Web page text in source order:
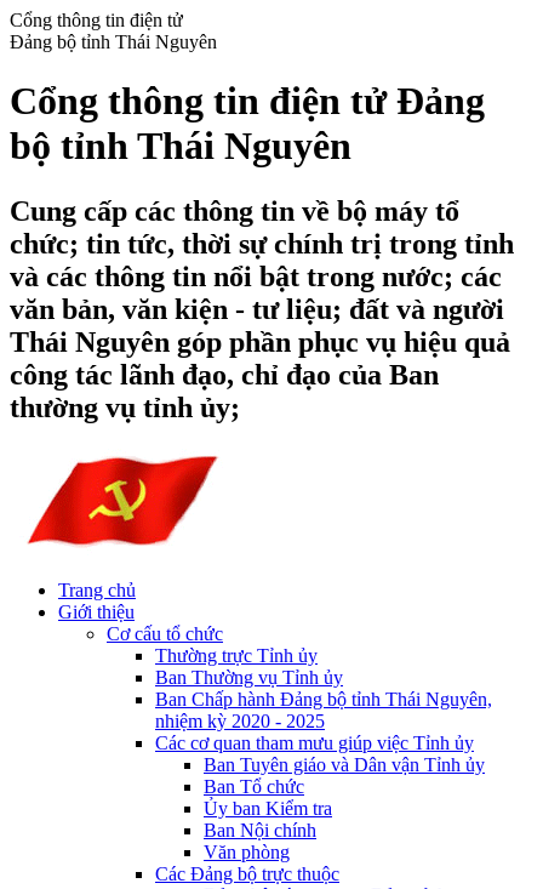
Cổng thông tin điện tử
Đảng bộ tỉnh Thái Nguyên
Cổng thông tin điện tử Đảng
bộ tỉnh Thái Nguyên
Cung cấp các thông tin về bộ máy tổ
chức; tin tức, thời sự chính trị trong tỉnh
và các thông tin nổi bật trong nước; các
văn bản, văn kiện - tư liệu; đất và người
Thái Nguyên góp phần phục vụ hiệu quả
công tác lãnh đạo, chỉ đạo của Ban
thường vụ tỉnh ủy;
Trang chủ
Giới thiệu
Cơ cấu tổ chức
Thường trực Tỉnh ủy
Ban Thường vụ Tỉnh ủy
Ban Chấp hành Đảng bộ tỉnh Thái Nguyên,
nhiệm kỳ 2020 - 2025
Các cơ quan tham mưu giúp việc Tỉnh ủy
Ban Tuyên giáo và Dân vận Tỉnh ủy
Ban Tổ chức
Ủy ban Kiểm tra
Ban Nội chính
Văn phòng
Các Đảng bộ trực thuộc